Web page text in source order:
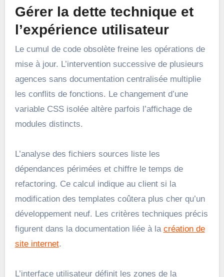
Gérer la dette technique et
l’expérience utilisateur
Le cumul de code obsolète freine les opérations de
mise à jour. L’intervention successive de plusieurs
agences sans documentation centralisée multiplie
les conflits de fonctions. Le changement d’une
variable CSS isolée altère parfois l’affichage de
modules distincts.
L’analyse des fichiers sources liste les
dépendances périmées et chiffre le temps de
refactoring. Ce calcul indique au client si la
modification des templates coûtera plus cher qu’un
développement neuf. Les critères techniques précis
figurent dans la documentation liée à la création de
site internet.
L’interface utilisateur définit les zones de la